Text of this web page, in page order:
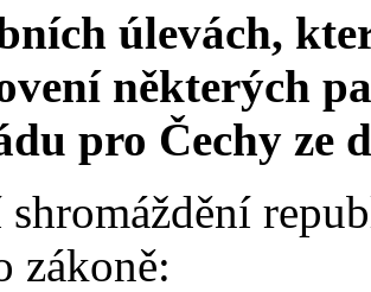
úlevách,
některých
pro Čechy ze
zákoně: